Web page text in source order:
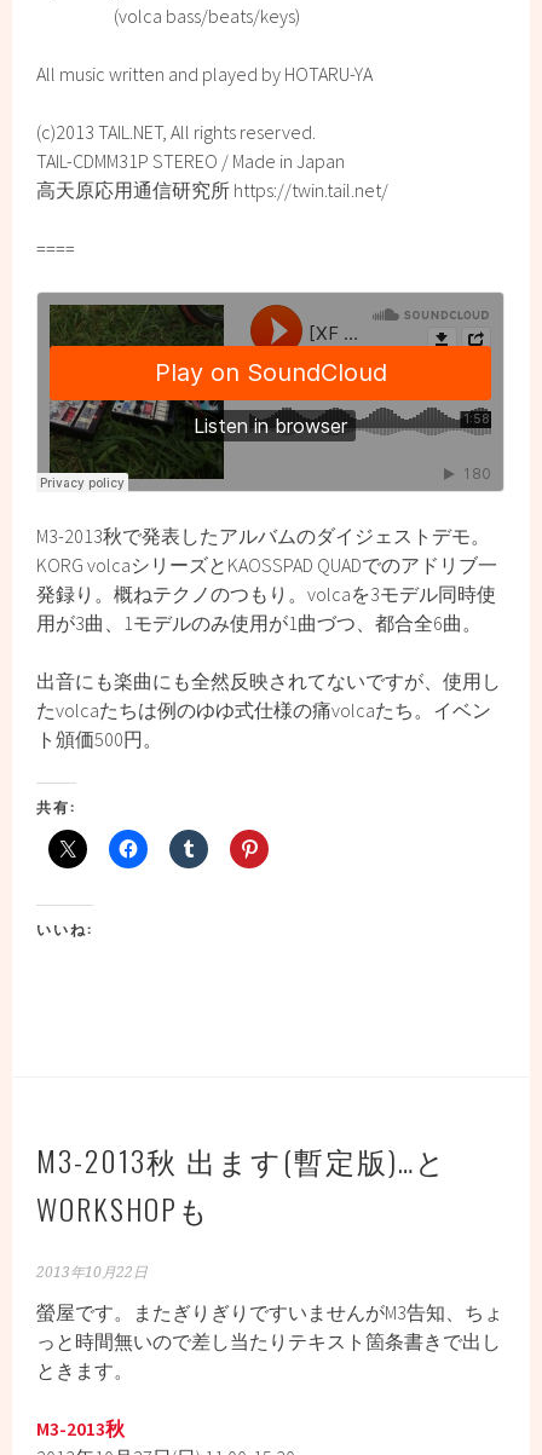
(volca bass/beats/keys)
All music written and played by HOTARU-YA
(c)2013 TAIL.NET, All rights reserved.
TAIL-CDMM31P STEREO / Made in Japan
高天原応用通信研究所 https://twin.tail.net/
====
M3-2013秋で発表したアルバムのダイジェストデモ。
KORG volcaシリーズとKAOSSPAD QUADでのアドリブ一
発録り。概ねテクノのつもり。volcaを3モデル同時使
用が3曲、1モデルのみ使用が1曲づつ、都合全6曲。
出音にも楽曲にも全然反映されてないですが、使用し
たvolcaたちは例のゆゆ式仕様の痛volcaたち。イベン
ト頒価500円。
共有:
いいね:
M3-2013秋 出ます(暫定版)…と
WORKSHOPも
2013年10月22日
螢屋です。またぎりぎりですいませんがM3告知、ちょ
っと時間無いので差し当たりテキスト箇条書きで出し
ときます。
M3-2013秋